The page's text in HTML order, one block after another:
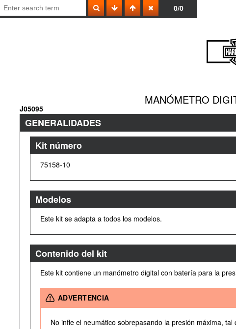
0/0
MANÓMETRO
J05095
GENERALIDADES
Kit número
75158-10
Modelos
Este kit se adapta a todos los modelos.
Contenido del kit
Este kit contiene un manómetro digital con batería para la
ADVERTENCIA
No infle el neumático sobrepasando la presión máxima,